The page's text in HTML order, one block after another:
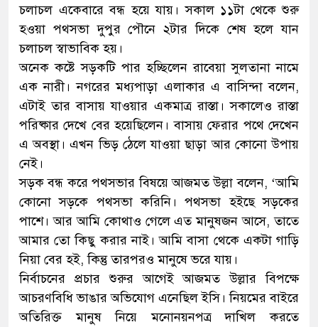
চলাচল একেবারে বন্ধ হয়ে যায়। সকাল ১১টা থেকে শুরু
হওয়া পথসভা দুপুর পৌনে ২টার দিকে শেষ হলে যান
চলাচল স্বাভাবিক হয়।
অনেক কষ্টে সড়কটি পার হচ্ছিলেন রাবেয়া সুলতানা নামে
এক নারী। নগরের মধ্যপাড়া এলাকার এ বাসিন্দা বলেন,
এটাই তার বাসায় যাওয়ার একমাত্র রাস্তা। সকালেও রাস্তা
পরিষ্কার দেখে বের হয়েছিলেন। বাসায় ফেরার পথে দেখেন
এ অবস্থা। এখন ভিড় ঠেলে যাওয়া ছাড়া আর কোনো উপায়
নেই।
সড়ক বন্ধ করে পথসভার বিষয়ে আজমত উল্লা বলেন, ‘আমি
কোনো সড়কে পথসভা করিনি। পথসভা হইছে সড়কের
পাশে। আর আমি কোথাও গেলে এত মানুষজন আসে, তাতে
আমার তো কিছু করার নাই। আমি বাসা থেকে একটা গাড়ি
নিয়া বের হই, কিন্তু তারপরও মানুষে ভরে যায়।
নির্বাচনের প্রচার শুরুর আগেই আজমত উল্লার বিপক্ষে
আচরণবিধি ভাঙার অভিযোগ এনেছিল ইসি। নিয়মের বাইরে
অতিরিক্ত মানুষ নিয়ে মনোনয়নপত্র দাখিল করতে